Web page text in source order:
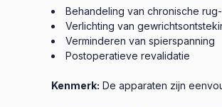
Behandeling van chronische
Verlichting van
Verminderen van spierspanning
Postoperatieve revalidatie
Kenmerk: De apparaten zijn